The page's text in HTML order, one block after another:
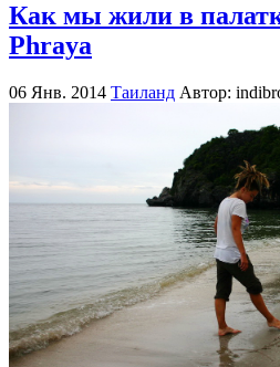
Как мы жили в
Phraya
06 Янв. 2014 Таиланд Автор: